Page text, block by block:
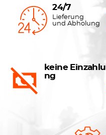
24/7
Lieferung
und Abholung
keine Einzahlu
ng